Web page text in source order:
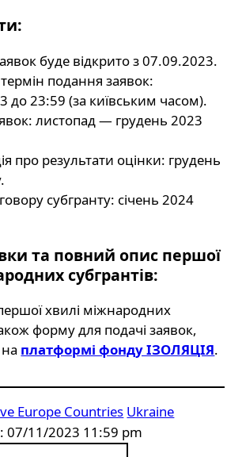
буде відкрито з 07.09.2023.
подання заявок:
до 23:59 (за київським часом).
листопад — грудень 2023
про результати оцінки: грудень
субгранту: січень 2024
та повний опис першої
субгрантів:
хвилі міжнародних
форму для подачі заявок,
платформі фонду ІЗОЛЯЦІЯ.
Europe Countries Ukraine
: 07/11/2023 11:59 pm